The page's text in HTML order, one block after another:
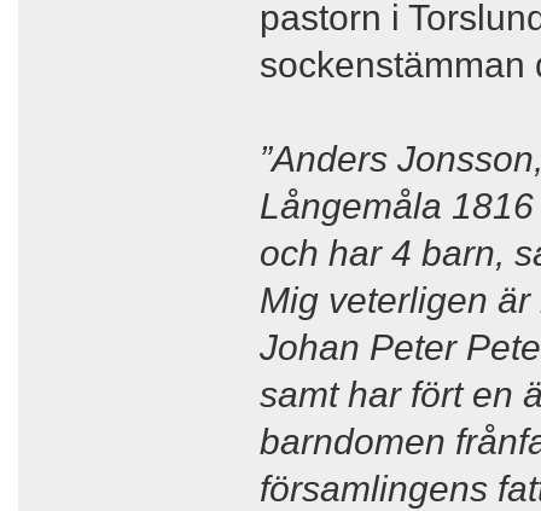
pastorn i
sockenstämman
”Anders
Långemåla
och har 4 barn,
Mig veterligen
Johan Peter
samt har fört en
barndomen
församlingens